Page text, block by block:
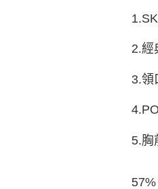
2.經
3.領
5.胸